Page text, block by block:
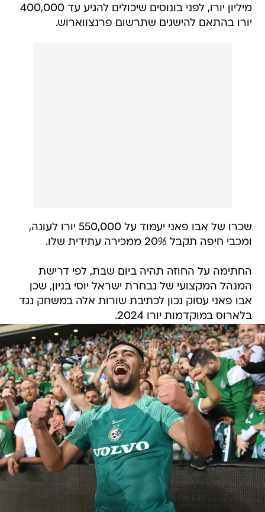
מיליון יורו, לפני בונוסים שיכולים להגיע עד 400,000
יורו בהתאם להישגים שתרשום פרנצווארוש.
שכרו של אבו פאני יעמוד על 550,000 יורו לעונה,
ומכבי חיפה תקבל 20% ממכירה עתידית שלו.
החתימה על החוזה תהיה ביום שבת, לפי דרישת
המנהל המקצועי של נבחרת ישראל יוסי בניון, שכן
אבו פאני עסוק נכון לכתיבת שורות אלה במשחק נגד
בלארוס במוקדמות יורו 2024.